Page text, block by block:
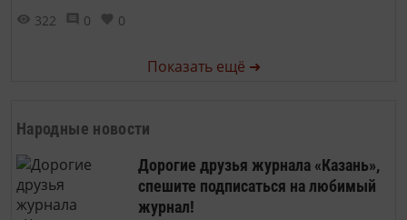
322
0 0
Показать ещё ➜
Народные новости
Дорогие друзья журнала «Казань»,
спешите подписаться на любимый
журнал!